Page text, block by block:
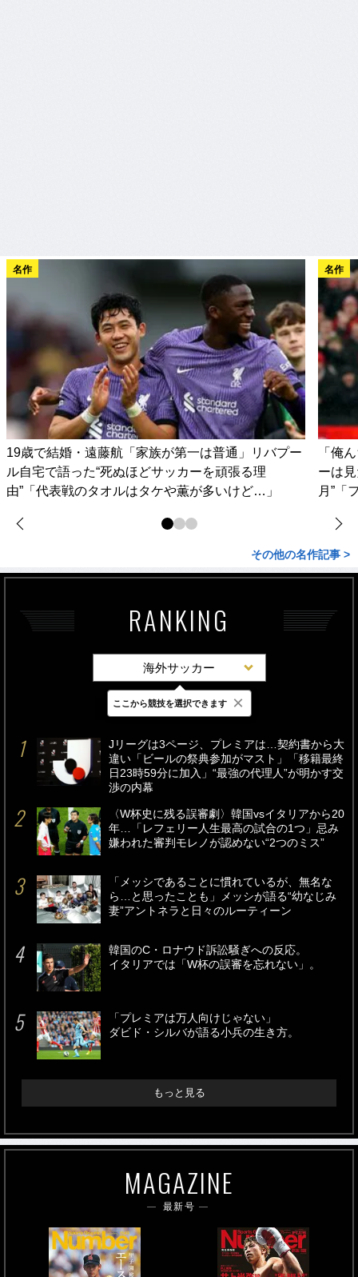
名作
19歳で結婚・遠藤航「家族が第一は普通」リバプー
ル自宅で語った“死ぬほどサッカーを頑張る理
由”「代表戦のタオルはタケや薫が多いけど…」
名作
「俺
ーは
月”「
その他の名作記事 >
RANKING
海外サッカー
最新 24時間 週間
Jリーグは3ページ、プレミアは…契約書から大
違い「ビールの祭典参加がマスト」「移籍最終
日23時59分に加入」“最強の代理人”が明かす交
渉の内幕
〈W杯史に残る誤審劇〉韓国vsイタリアから20
年…「レフェリー人生最高の試合の1つ」忌み
嫌われた審判モレノが認めない“2つのミス”
「メッシであることに慣れているが、無名な
ら…と思ったことも」メッシが語る“幼なじみ
妻”アントネラと日々のルーティーン
韓国のC・ロナウド訴訟騒ぎへの反応。
イタリアでは「W杯の誤審を忘れない」。
「プレミアは万人向けじゃない」
ダビド・シルバが語る小兵の生き方。
もっと見る
MAGAZINE
最新号
ここから競技を選択できます ×